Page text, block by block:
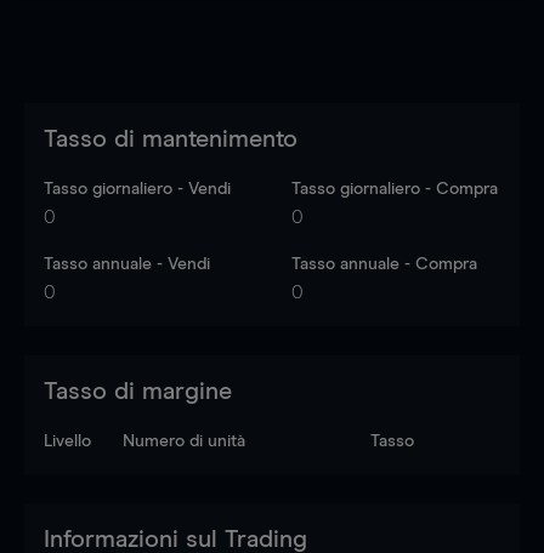
Tasso di mantenimento
Tasso giornaliero - Vendi
0
Tasso giornaliero - Compra
0
Tasso annuale - Vendi
0
Tasso annuale - Compra
0
Tasso di margine
Livello Numero di unità Tasso
Informazioni sul Trading